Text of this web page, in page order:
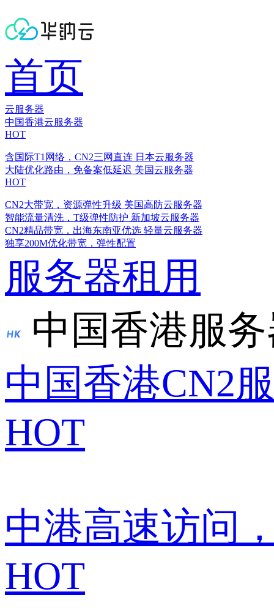
首页
云服务器
中国香港云服务器
HOT
含国际T1网络，CN2三网直连 日本云服务器
大陆优化路由，免备案低延迟 美国云服务器
HOT
CN2大带宽，资源弹性升级 美国高防云服务器
智能流量清洗，T级弹性防护 新加坡云服务器
CN2精品带宽，出海东南亚优选 轻量云服务器
独享200M优化带宽，弹性配置
服务器租用
中国香港服
中国香港CN2
HOT
中港高速访问
HOT